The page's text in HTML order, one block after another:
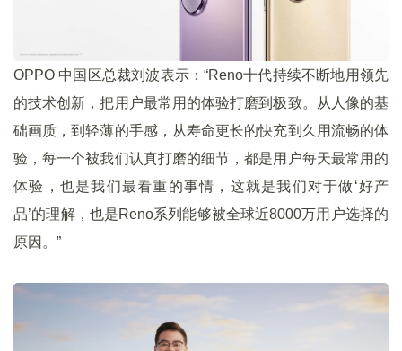
OPPO 中国区总裁刘波表示：“Reno十代持续不断地用领先
的技术创新，把用户最常用的体验打磨到极致。从人像的基
础画质，到轻薄的手感，从寿命更长的快充到久用流畅的体
验，每一个被我们认真打磨的细节，都是用户每天最常用的
体验，也是我们最看重的事情，这就是我们对于做‘好产
品’的理解，也是Reno系列能够被全球近8000万用户选择的
原因。”